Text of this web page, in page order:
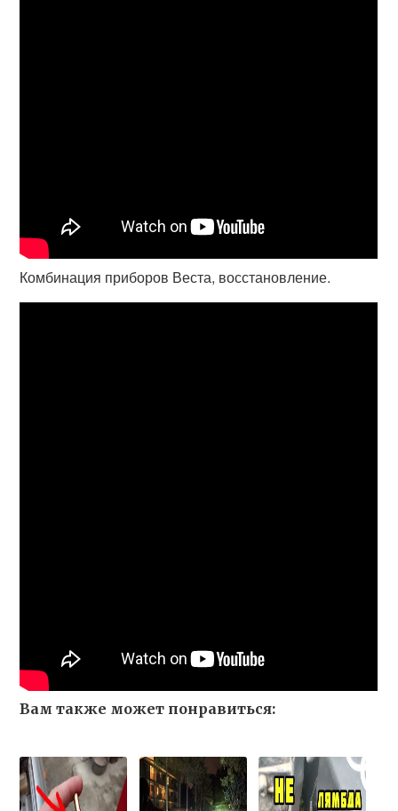
Комбинация приборов Веста, восстановление.
Вам также может понравиться: